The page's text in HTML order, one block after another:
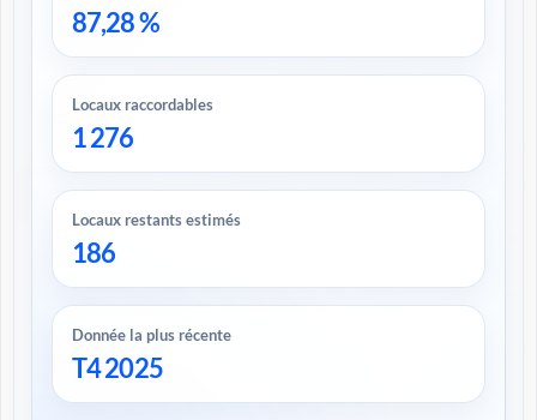
87,28 %
Locaux raccordables
1 276
Locaux restants estimés
186
Donnée la plus récente
T4 2025